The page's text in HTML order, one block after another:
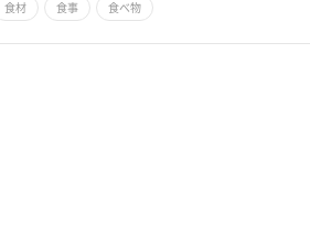
食材 食事 食べ物